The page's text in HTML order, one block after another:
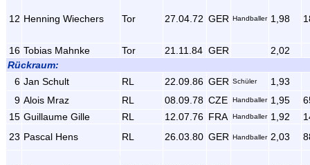
12 Henning Wiechers Tor 27.04.72 GER Handballer 1,98
16 Tobias Mahnke Tor 21.11.84 GER
2,02
Rückraum:
6 Jan Schult RL 22.09.86 GER Schüler
1,93
9 Alois Mraz RL 08.09.78 CZE Handballer 1,95
15 Guillaume Gille RL 12.07.76 FRA Handballer 1,92
23 Pascal Hens RL 26.03.80 GER Handballer 2,03